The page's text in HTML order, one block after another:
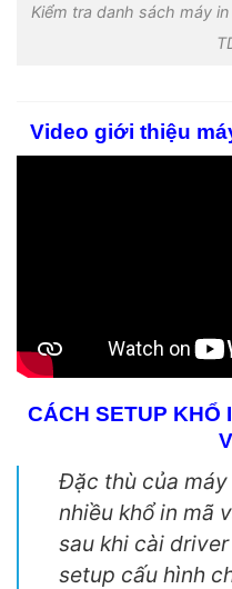
Kiểm tra danh sách máy
Video giới thiệu
CÁCH SETUP KHỔ
Đặc thù của
nhiều khổ in mã
sau khi cài
setup cấu hình